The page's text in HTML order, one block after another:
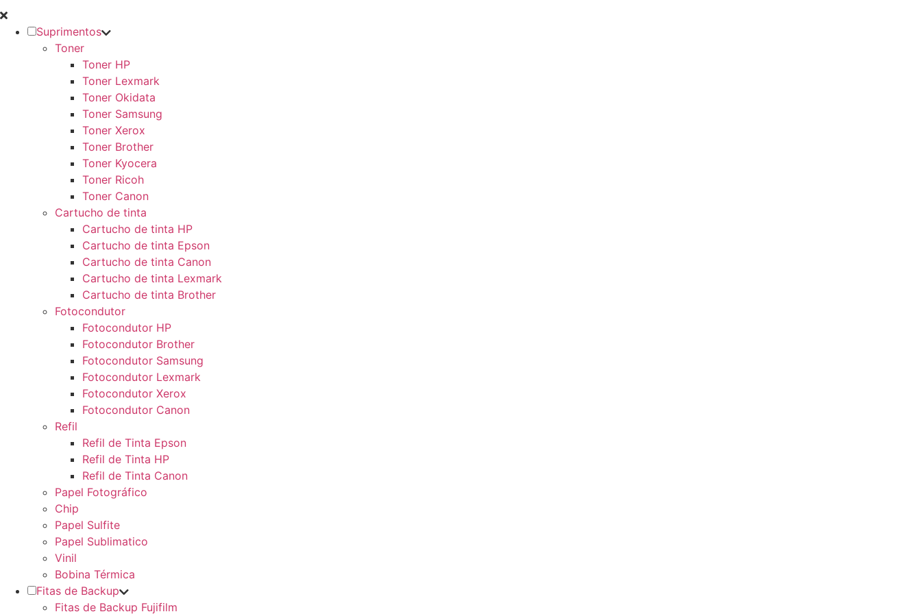
Suprimentos
Toner
Toner HP
Toner Lexmark
Toner Okidata
Toner Samsung
Toner Xerox
Toner Brother
Toner Kyocera
Toner Ricoh
Toner Canon
Cartucho de tinta
Cartucho de tinta HP
Cartucho de tinta Epson
Cartucho de tinta Canon
Cartucho de tinta Lexmark
Cartucho de tinta Brother
Fotocondutor
Fotocondutor HP
Fotocondutor Brother
Fotocondutor Samsung
Fotocondutor Lexmark
Fotocondutor Xerox
Fotocondutor Canon
Refil
Refil de Tinta Epson
Refil de Tinta HP
Refil de Tinta Canon
Papel Fotográfico
Chip
Papel Sulfite
Papel Sublimatico
Vinil
Bobina Térmica
Fitas de Backup
Fitas de Backup Fujifilm